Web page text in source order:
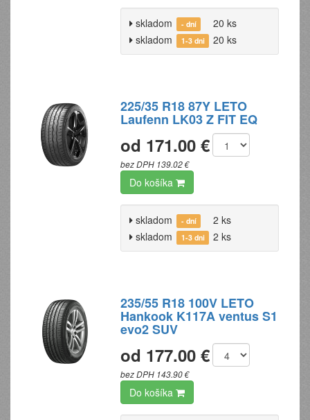
skladom - dní
20 ks
skladom
1-3 dni 20 ks
225/35 R18 87Y LETO
Laufenn LK03 Z FIT EQ
od 171.00 €
bez DPH 139.02 €
Do košíka
skladom - dní
2 ks
skladom
1-3 dni 2 ks
235/55 R18 100V LETO
Hankook K117A ventus S1
evo2 SUV
od 177.00 €
bez DPH 143.90 €
Do košíka